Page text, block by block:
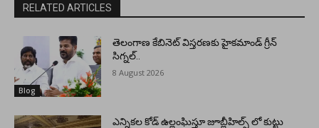
RELATED ARTICLES
Blog
తెలంగాణ కేబినెట్ విస్తరణకు హైకమాండ్ గ్రీన్
సిగ్నల్..
8 August 2026
ఎన్నికల కోడ్ ఉల్లంఘిస్తూ జూబ్లీహిల్స్ లో కుట్టు